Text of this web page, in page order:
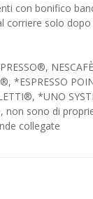
con bonifico
corriere solo
*ESPRESSO
*UNO
non sono di
collegate